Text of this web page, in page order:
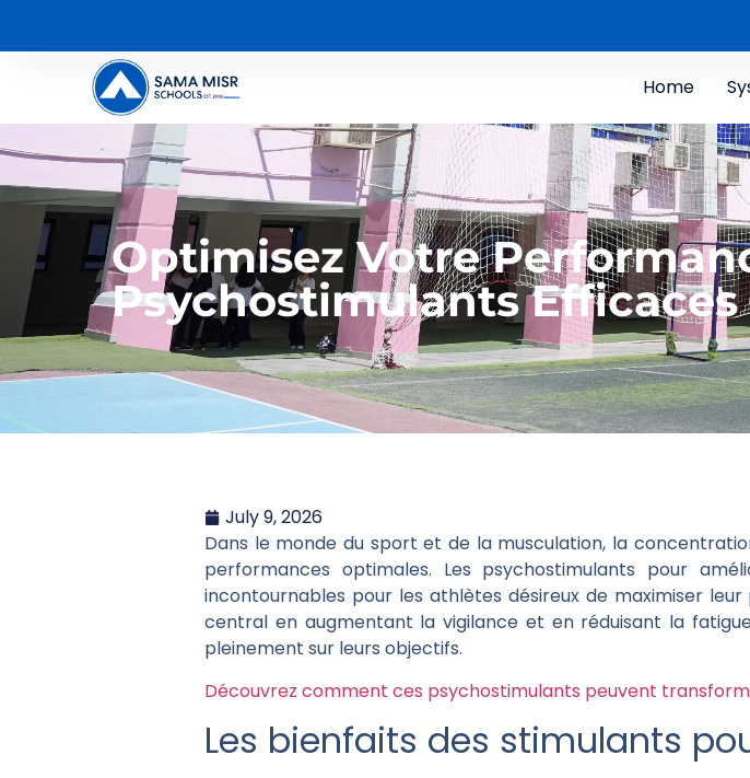
Home
Optimisez Votre
Psychostimulants Efficaces
July 9, 2026
Dans le monde du sport et de la musculation, la
performances optimales. Les psychostimulants pour
incontournables pour les athlètes désireux de maximiser
central en augmentant la vigilance et en réduisant la
pleinement sur leurs objectifs.
Découvrez comment ces psychostimulants peuvent
Les bienfaits des stimulants